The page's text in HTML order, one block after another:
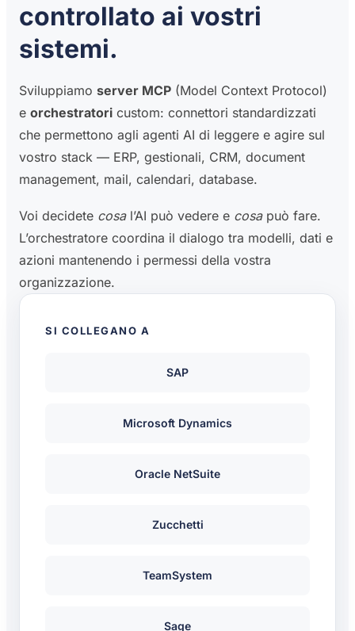
SI COLLEGANO A
SAP
Microsoft Dynamics
Oracle NetSuite
Zucchetti
TeamSystem
Sage
controllato ai vostri
sistemi.
Sviluppiamo server MCP (Model Context Protocol)
e orchestratori custom: connettori standardizzati
che permettono agli agenti AI di leggere e agire sul
vostro stack — ERP, gestionali, CRM, document
management, mail, calendari, database.
Voi decidete cosal’AI può vedere e cosapuò fare.
L’orchestratore coordina il dialogo tra modelli, dati e
azioni mantenendo i permessi della vostra
organizzazione.